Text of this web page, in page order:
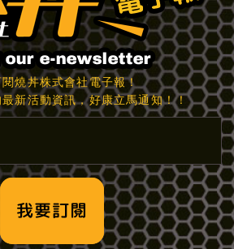
燒丼株式會社電子報！
新活動資訊，好康立馬通知！！
我要訂閱